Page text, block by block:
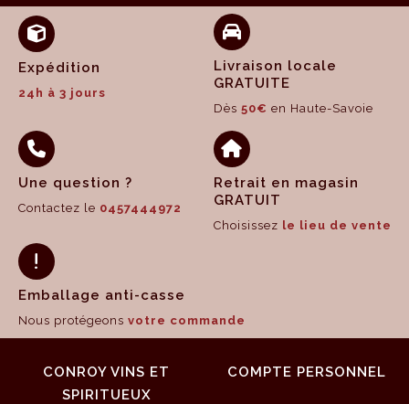
Expédition
24h à 3 jours
Livraison locale
GRATUITE
Dès 50€ en Haute-Savoie
Une question ?
Contactez le 0457444972
Retrait en magasin
GRATUIT
Choisissez le lieu de vente
Emballage anti-casse
Nous protégeons votre commande
CONROY VINS ET
SPIRITUEUX
COMPTE PERSONNEL